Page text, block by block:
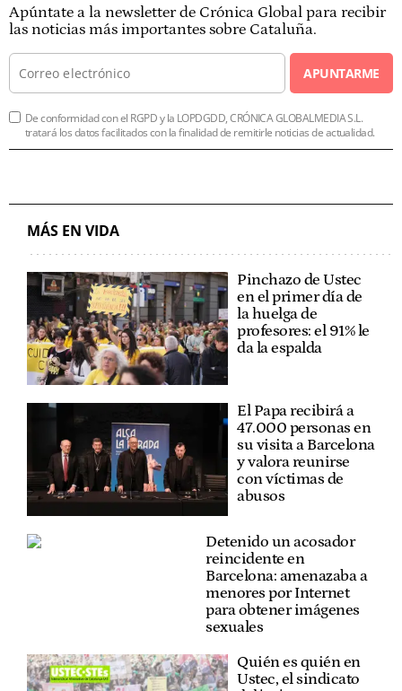
Apúntate a la newsletter de Crónica Global para recibir
las noticias más importantes sobre Cataluña.
APUNTARME
De conformidad con el RGPD y la LOPDGDD, CRÓNICA GLOBALMEDIA S.L.
tratará los datos facilitados con la finalidad de remitirle noticias de actualidad.
MÁS EN VIDA
Pinchazo de Ustec
en el primer día de
la huelga de
profesores: el 91% le
da la espalda
El Papa recibirá a
47.000 personas en
su visita a Barcelona
y valora reunirse
con víctimas de
abusos
Detenido un acosador
reincidente en
Barcelona: amenazaba a
menores por Internet
para obtener imágenes
sexuales
Quién es quién en
Ustec, el sindicato